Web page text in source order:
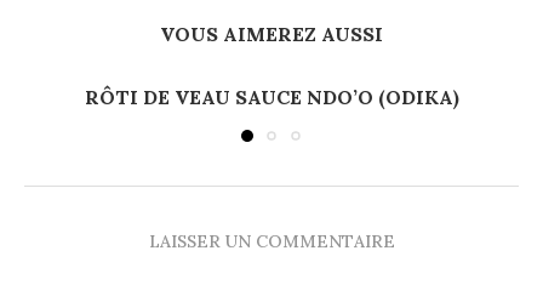
VOUS AIMEREZ AUSSI
RÔTI DE VEAU SAUCE NDO’O (ODIKA)
LAISSER UN COMMENTAIRE